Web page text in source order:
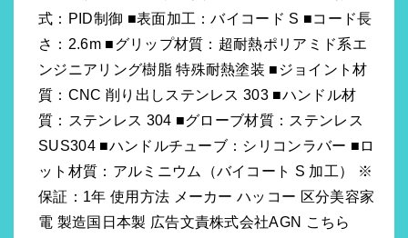
式：PID制御 ■表面加工：バイコード S ■コード長
さ：2.6m ■グリップ材質：超耐熱ポリアミド系エ
ンジニアリング樹脂 特殊耐熱塗装 ■ジョイント材
質：CNC 削り出しステンレス 303 ■ハンドル材
質：ステンレス 304 ■グローブ材質：ステンレス
SUS304 ■ハンドルチューブ：シリコンラバー ■ロ
ット材質：アルミニウム（バイコート S 加工） ※
保証：1年 使用方法 メーカー ハッコー 区分美容家
電 製造国日本製 広告文責株式会社AGN こちら